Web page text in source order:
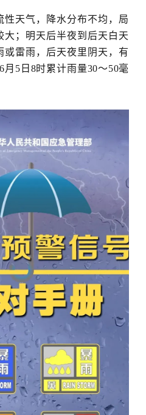
性天气，降水分布不均，局
；明天后半夜到后天白天
雷雨，后天夜里阴天，有
月 5 日 8时累计雨量30～50毫